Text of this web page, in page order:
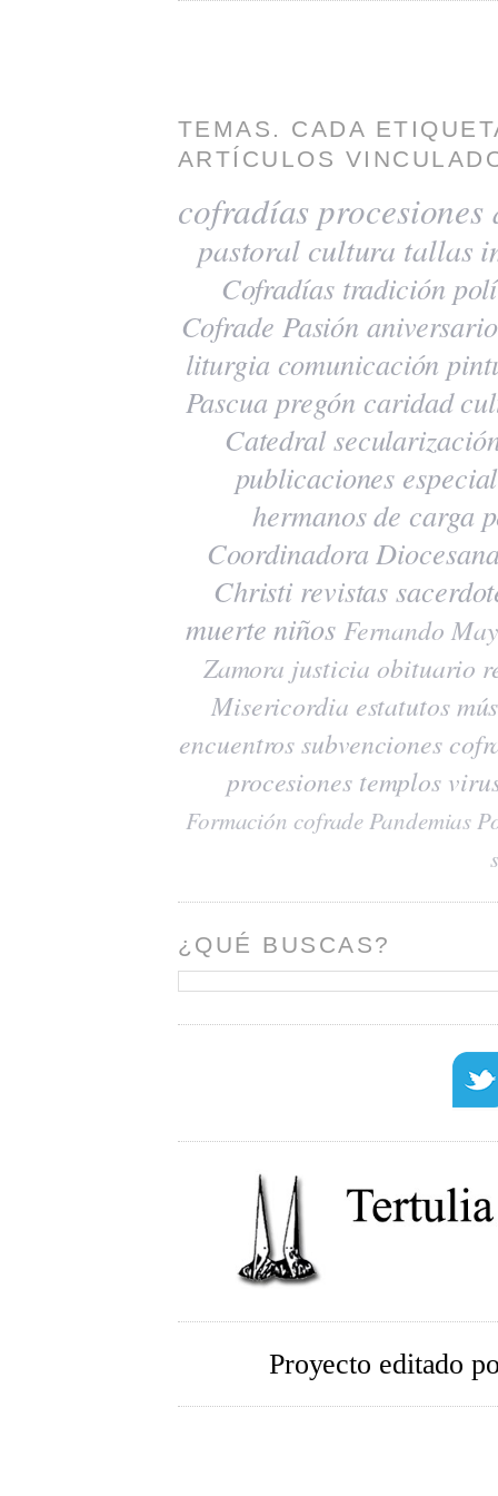
TEMAS. CADA
ARTÍCULOS
cofradías procesiones
pastoral cultura tallas
Cofradías tradición
Cofrade Pasión
liturgia comunicación
Pascua pregón caridad
Catedral
publicaciones
hermanos de carga
Coordinadora
Christi revistas
muerte niños Fernando
Zamora justicia obituario
Misericordia estatutos
encuentrossubvenciones
procesiones templos
Formación cofradePandemias
¿QUÉ BUSCAS?
Proyecto editado